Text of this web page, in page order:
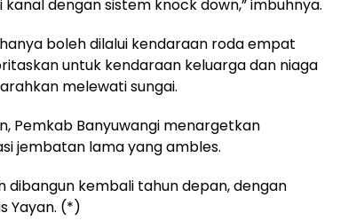
dengan sistem knock down,” imbuhnya.
boleh dilalui kendaraan roda empat
untuk kendaraan keluarga dan niaga
melewati sungai.
Pemkab Banyuwangi menargetkan
jembatan lama yang ambles.
kembali tahun depan, dengan
Yayan. (*)